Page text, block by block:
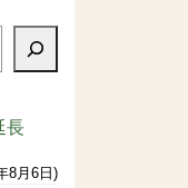
長
8月6日